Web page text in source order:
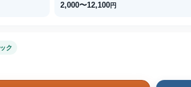
2,000〜12,100円
ク